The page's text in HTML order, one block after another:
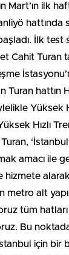
Mart’ın ilk
hattında
İlk test
Cahit Turan
Turan hattın
Yüksek
Hızlı
amacı ile
alarak
metro alt
tüm
Bu
için bir